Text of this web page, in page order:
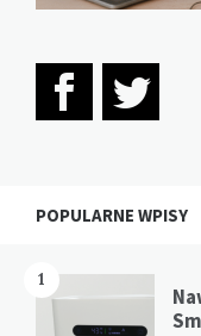
POPULARNE WPISY
1